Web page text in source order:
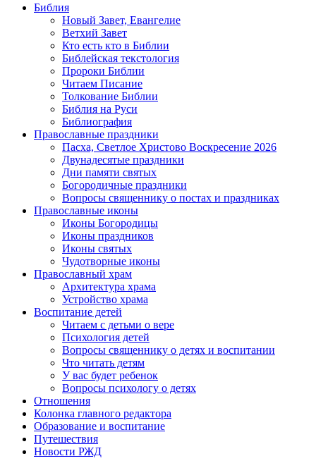
Библия
Новый Завет, Евангелие
Ветхий Завет
Кто есть кто в Библии
Библейская текстология
Пророки Библии
Читаем Писание
Толкование Библии
Библия на Руси
Библиография
Православные праздники
Пасха, Светлое Христово Воскресение 2026
Двунадесятые праздники
Дни памяти святых
Богородичные праздники
Вопросы священнику о постах и праздниках
Православные иконы
Иконы Богородицы
Иконы праздников
Иконы святых
Чудотворные иконы
Православный храм
Архитектура храма
Устройство храма
Воспитание детей
Читаем с детьми о вере
Психология детей
Вопросы священнику о детях и воспитании
Что читать детям
У вас будет ребенок
Вопросы психологу о детях
Отношения
Колонка главного редактора
Образование и воспитание
Путешествия
Новости РЖД